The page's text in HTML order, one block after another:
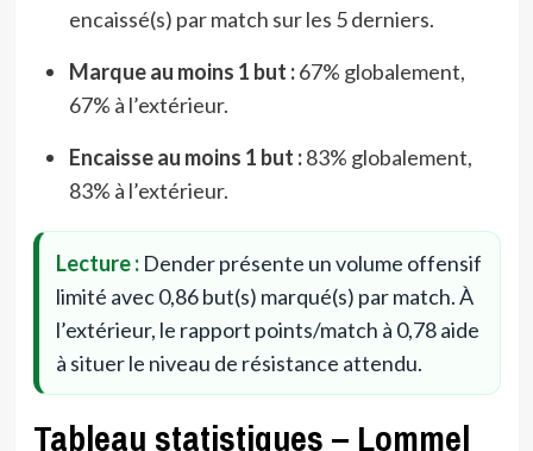
encaissé(s) par match sur les 5 derniers.
Marque au moins 1 but :67% globalement,
67% à l’extérieur.
Encaisse au moins 1 but :83% globalement,
83% à l’extérieur.
Lecture :Dender présente un volume offensif
limité avec 0,86 but(s) marqué(s) par match. À
l’extérieur, le rapport points/match à 0,78 aide
à situer le niveau de résistance attendu.
Tableau statistiques – Lommel